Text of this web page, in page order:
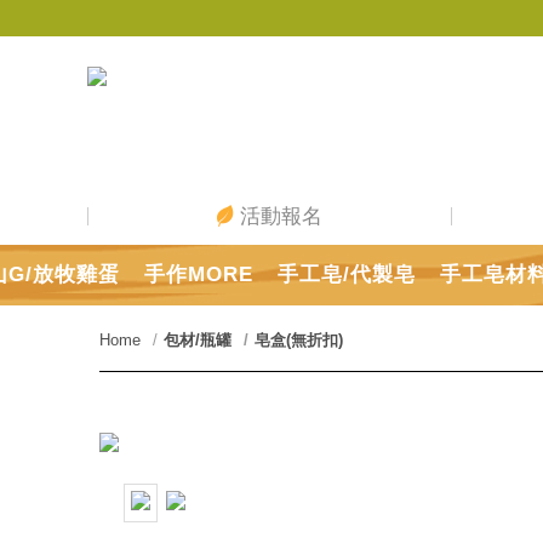
G/放牧雞蛋 手作MORE 手工皂/代製皂 手工皂材
活動報名
Home 包材/瓶罐 皂盒(無折扣)